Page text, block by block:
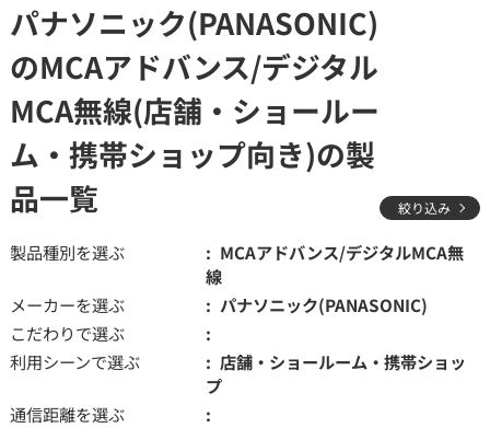
パナソニック(PANASONIC)
のMCAアドバンス/デジタル
MCA無線(店舗・ショールー
ム・携帯ショップ向き)の製
品一覧
絞り込み
製品種別を選ぶ
MCAアドバンス/デジタルMCA無
線
メーカーを選ぶ
パナソニック(PANASONIC)
こだわりで選ぶ
利用シーンで選ぶ
店舗・ショールーム・携帯ショッ
プ
通信距離を選ぶ